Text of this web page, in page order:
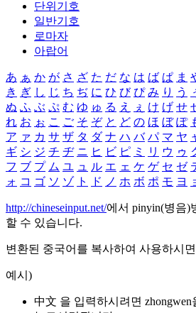
단위기호
일반기호
로마자
아랍어
あ ぁ か が さ ざ た だ な は ば ぱ ま
き ぎ し じ ち ぢ に ひ び ぴ み り う
ぬ ふ ぶ ぷ む ゆ ゅ る え ぇ け げ せ
れ お ぉ こ ご そ ぞ と ど の ほ ぼ ぽ
ア ァ カ サ ザ タ ダ ナ ハ バ パ マ ヤ
ギ シ ジ チ ヂ ニ ヒ ビ ピ ミ リ ウ ゥ
フ ブ プ ム ユ ュ ル エ ェ ケ ゲ セ ゼ
ォ コ ゴ ソ ゾ ト ド ノ ホ ボ ポ モ ヨ
http://chineseinput.net/에서 pinyin(병음)
할 수 있습니다.
변환된 중국어를 복사하여 사용하시
예시)
中文 을 입력하시려면 zhongwen